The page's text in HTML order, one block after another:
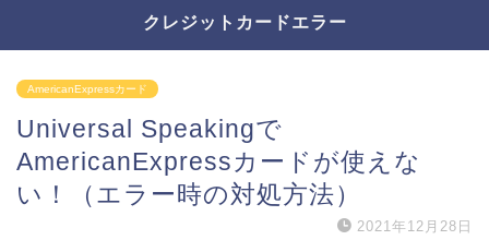
クレジットカードエラー
AmericanExpressカード
Universal Speakingで
AmericanExpressカードが使えな
い！（エラー時の対処方法）
2021年12月28日